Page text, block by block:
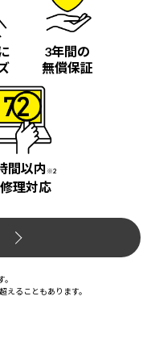
3年間の
無償保証
間以内 ※2
理対応
ることもあります。